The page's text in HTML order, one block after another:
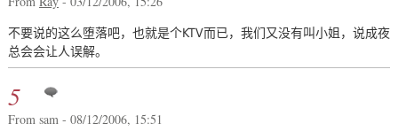
不要说的这么堕落吧，也就是个KTV而已，我们又没有叫小姐，说成夜
总会会让人误解。
5
From sam - 08/12/2006, 15:51